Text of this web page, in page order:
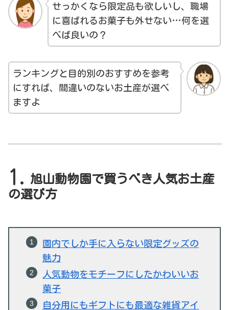
せっかくなら限定品も欲しいし、職場
に喜ばれるお菓子も外せない…何を選
べば良いの？
ランキングと目的別のおすすめを参考
にすれば、間違いのないお土産が選べ
ますよ
旭山動物園で買うべき人気お土産
の選び方
園内でしか手に入らない限定グッズの
魅力
人気動物をモチーフにしたかわいいお
菓子
自分用にもギフトにも最適な雑貨アイ